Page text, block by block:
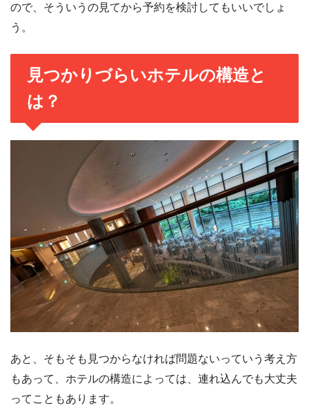
ので、そういうの見てから予約を検討してもいいでしょ
う。
見つかりづらいホテルの構造と
は？
あと、そもそも見つからなければ問題ないっていう考え方
もあって、ホテルの構造によっては、連れ込んでも大丈夫
ってこともあります。